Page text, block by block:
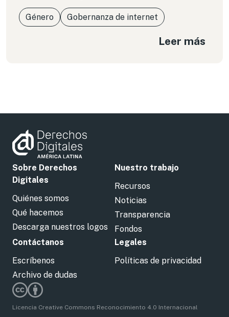
Género Gobernanza de internet
Leer más
Sobre Derechos
Digitales
Quiénes somos
Qué hacemos
Descarga nuestros logos
Nuestro trabajo
Recursos
Noticias
Transparencia
Fondos
Contáctanos
Escríbenos
Archivo de dudas
Legales
Políticas de privacidad
Licencia Creative Commons Reconocimiento 4.0 Internacional